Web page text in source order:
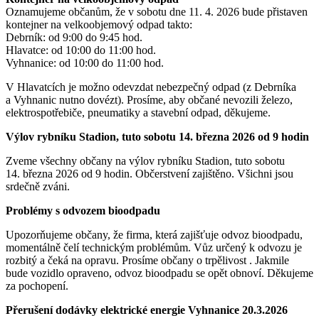
Oznamujeme občanům, že v sobotu dne 11. 4. 2026 bude přistaven
kontejner na velkoobjemový odpad takto:
Debrník: od 9:00 do 9:45 hod.
Hlavatce: od 10:00 do 11:00 hod.
Vyhnanice: od 10:00 do 11:00 hod.
V Hlavatcích je možno odevzdat nebezpečný odpad (z Debrníka
a Vyhnanic nutno dovézt). Prosíme, aby občané nevozili železo,
elektrospotřebiče, pneumatiky a stavební odpad, děkujeme.
Výlov rybníku Stadion, tuto sobotu 14. března 2026 od 9 hodin
Zveme všechny občany na výlov rybníku Stadion, tuto sobotu
14. března 2026 od 9 hodin. Občerstvení zajištěno. Všichni jsou
srdečně zváni.
Problémy s odvozem bioodpadu
Upozorňujeme občany, že firma, která zajišťuje odvoz bioodpadu,
momentálně čelí technickým problémům. Vůz určený k odvozu je
rozbitý a čeká na opravu. Prosíme občany o trpělivost . Jakmile
bude vozidlo opraveno, odvoz bioodpadu se opět obnoví. Děkujeme
za pochopení.
Přerušení dodávky elektrické energie Vyhnanice 20.3.2026